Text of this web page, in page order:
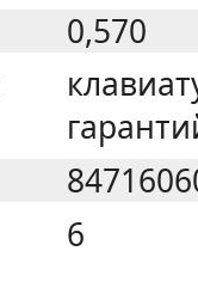
0,570
6